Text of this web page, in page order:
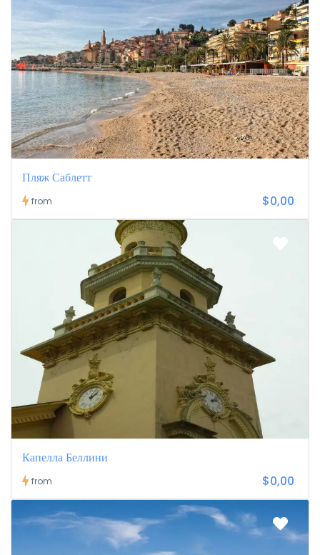
Пляж Саблетт
from $0,00
Капелла Беллини
from $0,00